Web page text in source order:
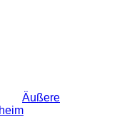
Äußere